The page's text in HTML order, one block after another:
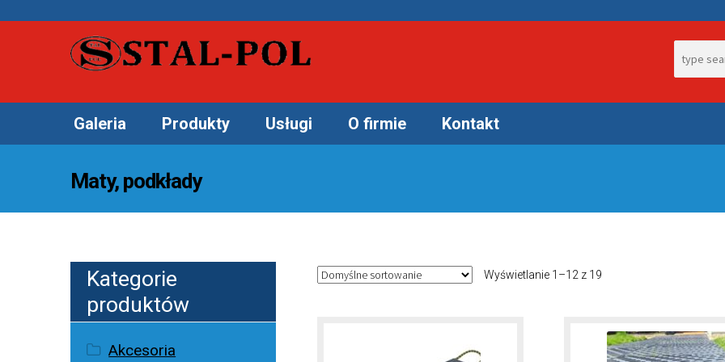
Galeria Produkty Usługi O firmie Kontakt
Maty, podkłady
Wyświetlanie 1–12 z 19
Kategorie
produktów
Akcesoria